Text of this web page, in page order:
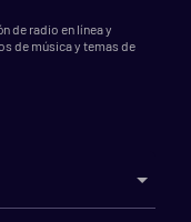
de radio en línea y
de música y temas de